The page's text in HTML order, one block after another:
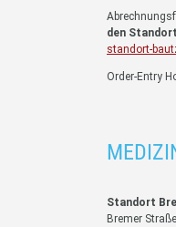
den
standort-
Order-Entry
Standort
Bremer